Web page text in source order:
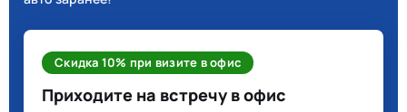
Скидка 10% при визите в офис
Приходите на встречу в офис